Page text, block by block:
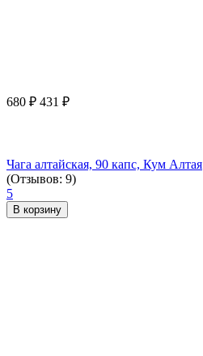
680 ₽ 431 ₽
Чага алтайская, 90 капс, Кум Алтая
(Отзывов: 9)
5
В корзину